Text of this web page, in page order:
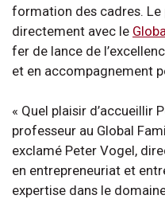
formation des cadres.
directement avec le
fer de lance de
et en accompagnement
« Quel plaisir d’accueillir
professeur au Global
exclamé Peter Vogel,
en entrepreneuriat et
expertise dans le